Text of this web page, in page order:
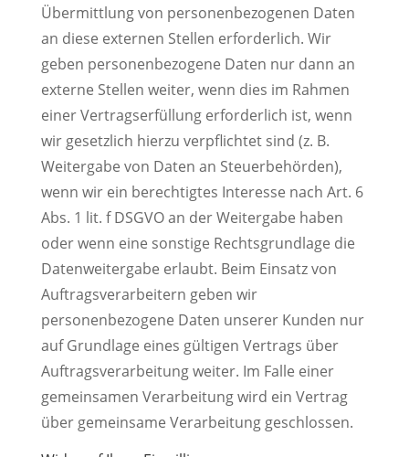
Übermittlung von personenbezogenen Daten
an diese externen Stellen erforderlich. Wir
geben personenbezogene Daten nur dann an
externe Stellen weiter, wenn dies im Rahmen
einer Vertragserfüllung erforderlich ist, wenn
wir gesetzlich hierzu verpflichtet sind (z. B.
Weitergabe von Daten an Steuerbehörden),
wenn wir ein berechtigtes Interesse nach Art. 6
Abs. 1 lit. f DSGVO an der Weitergabe haben
oder wenn eine sonstige Rechtsgrundlage die
Datenweitergabe erlaubt. Beim Einsatz von
Auftragsverarbeitern geben wir
personenbezogene Daten unserer Kunden nur
auf Grundlage eines gültigen Vertrags über
Auftragsverarbeitung weiter. Im Falle einer
gemeinsamen Verarbeitung wird ein Vertrag
über gemeinsame Verarbeitung geschlossen.